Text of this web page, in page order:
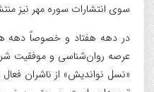
سوی انتشارات سوره مهر نیز
در دهه هفتاد و خصوصاً دهه
عرصه روان‌شناسی و موفقیت
«نسل نواندیش» از ناشران